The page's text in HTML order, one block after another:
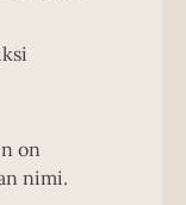
on
nimi.